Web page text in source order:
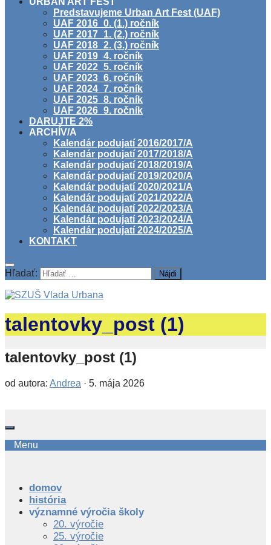
Predstavujeme Urban Art Fest (UAF)
UAF 2016_0. (1.) ročník
UAF 2017_1. (2.) ročník
UAF 2018_2. (3.) ročník
UAF 2019_4. ročník
UAF 2022_5. ročník
UAF 2023_6. ročník
UAF 2024_7. ročník
UAF 2025_8. ročník
UAF 2026_9. ročník
DARUJTE 2%
ARCHÍV/A
Kalendár podujatí 2016/2017/A
Kalendár podujatí 2017/2018/A
Kalendár podujatí 2018/2019/A
Kalendár podujatí 2019/2020/A
Kalendár podujatí 2020/2021/A
Kalendár podujatí 2021/2022/A
Kalendár podujatí 2022/2023/A
Kalendár podujatí 2023/2024/A
Kalendár podujatí 2024/2025/A
KONTAKT
Hľadať:
talentovky_post (1)
talentovky_post (1)
od autora: Andrea · 5. mája 2026
Menu
domov
história
významné výročia školy
20. výročie
25. výročie